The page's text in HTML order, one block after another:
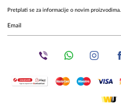
Pretplati se za informacije o novim proizvodima.